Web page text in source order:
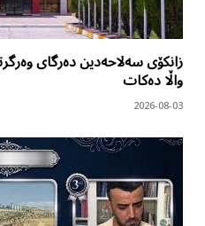
زانکۆی سەلاحەدین دەرگای
واڵا دەکات
2026-08-03